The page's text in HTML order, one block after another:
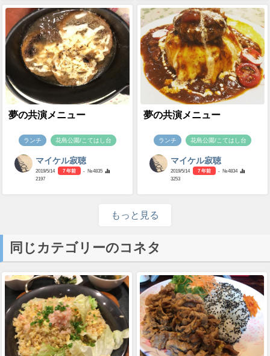
夢の共演メニュー
ランチ 花島公園/こてはし台
マイケル寂聴
2019/5/14 7 年前
- №4835
2197
夢の共演メニュー
ランチ 花島公園/こてはし台
マイケル寂聴
2019/5/14 7 年前
- №4834
3253
もっと見る
同じカテゴリーのコネタ